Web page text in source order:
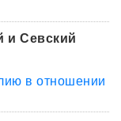
и Севский
в отношении